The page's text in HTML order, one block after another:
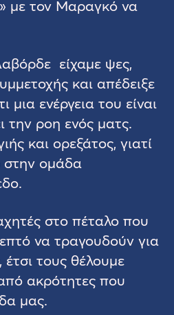
με τον Μαραγκό να
είχαμε ψες,
και απέδειξε
ενέργεια του είναι
την ροη ενός ματς.
και ορεξάτος, γιατί
στην ομάδα
στο πέταλο που
να τραγουδούν για
τους θέλουμε
ακρότητες που
μας.